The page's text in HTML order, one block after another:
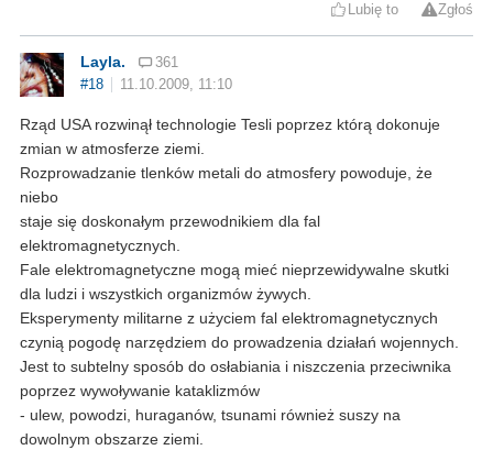
Lubię to Zgłoś
Layla.
361
#18
11.10.2009, 11:10
Rząd USA rozwinął technologie Tesli poprzez którą dokonuje
zmian w atmosferze ziemi.
Rozprowadzanie tlenków metali do atmosfery powoduje, że
niebo
staje się doskonałym przewodnikiem dla fal
elektromagnetycznych.
Fale elektromagnetyczne mogą mieć nieprzewidywalne skutki
dla ludzi i wszystkich organizmów żywych.
Eksperymenty militarne z użyciem fal elektromagnetycznych
czynią pogodę narzędziem do prowadzenia działań wojennych.
Jest to subtelny sposób do osłabiania i niszczenia przeciwnika
poprzez wywoływanie kataklizmów
- ulew, powodzi, huraganów, tsunami również suszy na
dowolnym obszarze ziemi.